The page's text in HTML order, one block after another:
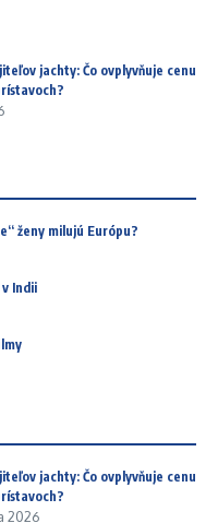
jachty: Čo ovplyvňuje cenu
ženy milujú Európu?
Indii
jachty: Čo ovplyvňuje cenu
2026